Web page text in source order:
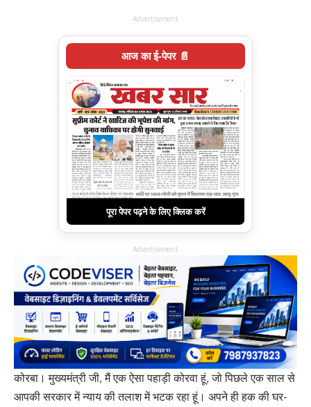
Advertisement
आज का ई-पेपर 📄
पूरा पेपर पढ़ने के लिए क्लिक करें
Advertisement
कोरबा। मुख्यमंत्री जी, मैं एक ऐसा पहाड़ी कोरवा हूं, जो पिछले एक साल से
आपकी सरकार में न्याय की तलाश में भटक रहा हूं। अपने ही हक की घर-